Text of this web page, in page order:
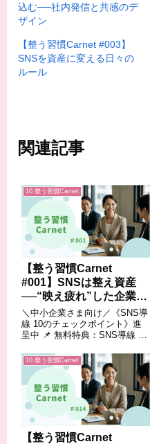
込む──社内発信と共感のデ
ザイン
【整う習慣Carnet #003】
SNSを資産に変える日々の
ルール
関連記事
10.整う習慣Carnet
【整う習慣Carnet
#001】SNSは整え資産
──“映え疲れ”した企業に
贈る、信頼を積む発信の
すすめ
＼中小企業さま向け／《SNS導
線 10のチェックポイント》進
呈中 📌 無料特典：SNS導線 10
己満足の発信”になっていない
か- 経営導線に沿った投稿設計
ができているか- 社内体制と連
携できているか など💡...
10.整う習慣Carnet
【整う習慣Carnet